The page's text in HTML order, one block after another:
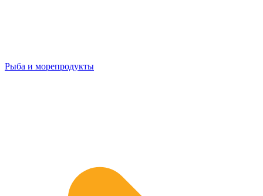
Рыба и морепродукты